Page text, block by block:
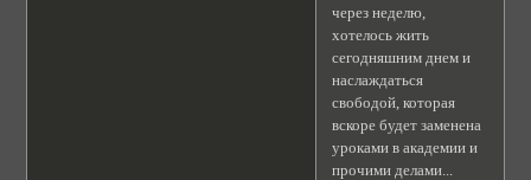
через неделю,
хотелось жить
сегодняшним днем и
наслаждаться
свободой, которая
вскоре будет заменена
уроками в академии и
прочими делами...